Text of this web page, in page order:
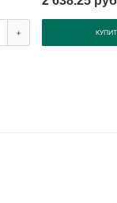
+